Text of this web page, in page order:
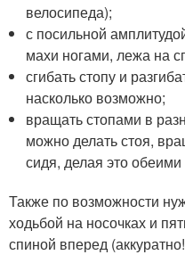
велосипеда);
с посильной
махи ногами, лежа на
сгибать стопу и
насколько возможно;
вращать стопами в
можно делать стоя,
сидя, делая это
Также по возможности
ходьбой на носочках и
спиной вперед